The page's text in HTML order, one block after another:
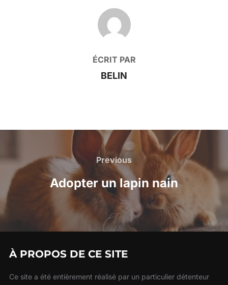
AUTEUR DE LA PUBLICATION
ÉCRIT PAR
BELIN
Navigation
de
l’article
Previous
Previous
Adopter un lapin nain
À PROPOS DE CE SITE
Ce site a été entièrement réalisé par un particulier détenteur